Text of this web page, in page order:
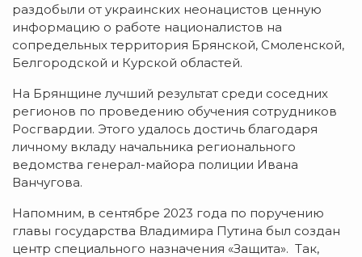
раздобыли от украинских неонацистов ценную
информацию о работе националистов на
сопредельных территория Брянской, Смоленской,
Белгородской и Курской областей.
На Брянщине лучший результат среди соседних
регионов по проведению обучения сотрудников
Росгвардии. Этого удалось достичь благодаря
личному вкладу начальника регионального
ведомства генерал-майора полиции Ивана
Ванчугова.
Напомним, в сентябре 2023 года по поручению
главы государства Владимира Путина был создан
центр специального назначения «Защита». Так,